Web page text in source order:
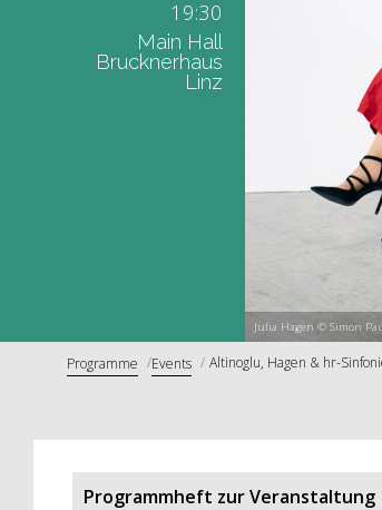
Julia Hagen © Simon
19:30
Main Hall
Brucknerhaus
Linz
Programme Events Altinoglu, Hagen & hr-
Programmheft zur Veranstaltung